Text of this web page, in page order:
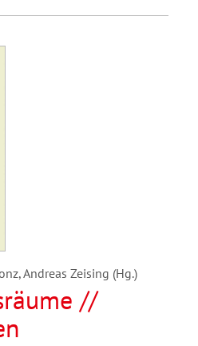
Andreas Zeising (Hg.)
//